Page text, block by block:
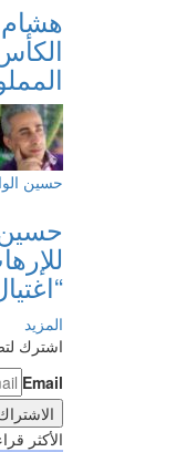
حسين
المزيد
اشترك
Email
الأكثر